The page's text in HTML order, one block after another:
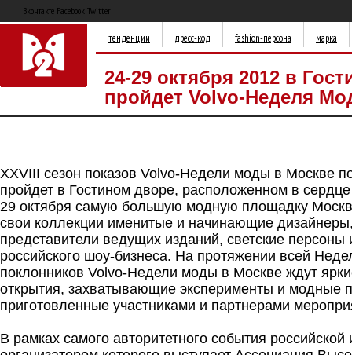
Вконтакте Facebook Twitter
тенденции дресс-код fashion-персона марка
24-29 октября 2012 в
пройдет Volvo-Неделя
XXVIII сезон показов Volvo-Недели моды в Москве
пройдет в Гостином дворе, расположенном в
29 октября самую большую модную площадку
свои коллекции именитые и начинающие
представители ведущих изданий, светские персоны
российского шоу-бизнеса. На протяжении всей
поклонников Volvo-Недели моды в Москве ждут
открытия, захватывающие эксперименты и модные
приготовленные участниками и партнерами
В рамках самого авторитетного события